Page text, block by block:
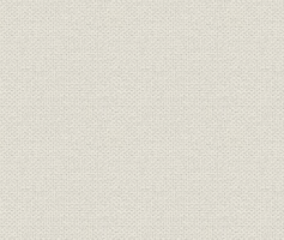
今は昔 外地営業の現実 大滝修
食生活難時代の日常勤務 桜井
北洋漁業隆盛の頃のマリン営
春光会との縁 生賀豊
ある火災の思い出 益田清美